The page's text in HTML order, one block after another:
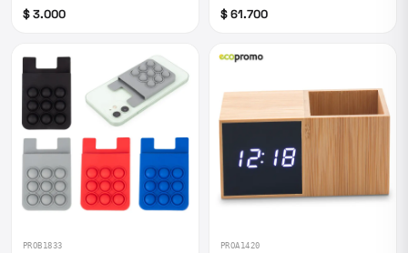
$ 3.000 $ 61.700
PROB1833 PROA1420